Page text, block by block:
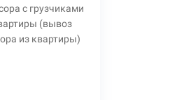
с грузчиками
(вывоз
из квартиры)